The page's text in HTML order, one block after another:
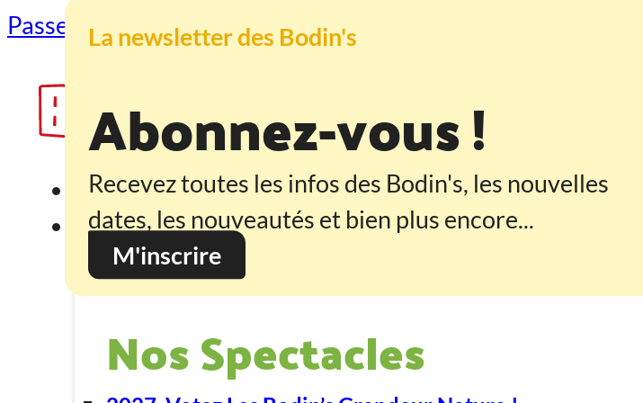
Passer au contenu principal Passer au pied de page
Accueil
Programmation
Nos Spectacles
La newsletter des Bodin's
Abonnez-vous !
Recevez toutes les infos des Bodin's, les nouvelles
dates, les nouveautés et bien plus encore...
M'inscrire